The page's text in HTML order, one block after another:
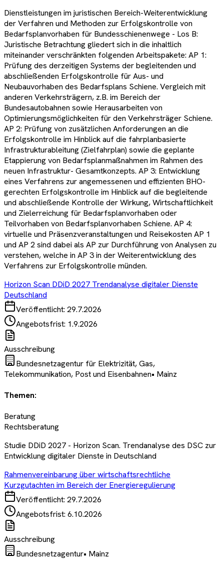
Dienstleistungen im juristischen Bereich-Weiterentwicklung
der Verfahren und Methoden zur Erfolgskontrolle von
Bedarfsplanvorhaben für Bundesschienenwege - Los B:
Juristische Betrachtung gliedert sich in die inhaltlich
miteinander verschränkten folgenden Arbeitspakete: AP 1:
Prüfung des derzeitigen Systems der begleitenden und
abschließenden Erfolgskontrolle für Aus- und
Neubauvorhaben des Bedarfsplans Schiene. Vergleich mit
anderen Verkehrsträgern, z.B. im Bereich der
Bundesautobahnen sowie Herausarbeiten von
Optimierungsmöglichkeiten für den Verkehrsträger Schiene.
AP 2: Prüfung von zusätzlichen Anforderungen an die
Erfolgskontrolle im Hinblick auf die fahrplanbasierte
Infrastrukturableitung (Zielfahrplan) sowie die geplante
Etappierung von Bedarfsplanmaßnahmen im Rahmen des
neuen Infrastruktur- Gesamtkonzepts. AP 3: Entwicklung
eines Verfahrens zur angemessenen und effizienten BHO-
gerechten Erfolgskontrolle im Hinblick auf die begleitende
und abschließende Kontrolle der Wirkung, Wirtschaftlichkeit
und Zielerreichung für Bedarfsplanvorhaben oder
Teilvorhaben von Bedarfsplanvorhaben Schiene. AP 4:
virtuelle und Präsenzveranstaltungen und Reisekosten AP 1
und AP 2 sind dabei als AP zur Durchführung von Analysen zu
verstehen, welche in AP 3 in der Weiterentwicklung des
Verfahrens zur Erfolgskontrolle münden.
Horizon Scan DDiD 2027 Trendanalyse digitaler Dienste
Deutschland
Veröffentlicht: 29.7.2026
Angebotsfrist: 1.9.2026
Ausschreibung
Bundesnetzagentur für Elektrizität, Gas,
Telekommunikation, Post und Eisenbahnen• Mainz
Themen:
Beratung
Rechtsberatung
Studie DDiD 2027 - Horizon Scan. Trendanalyse des DSC zur
Entwicklung digitaler Dienste in Deutschland
Rahmenvereinbarung über wirtschaftsrechtliche
Kurzgutachten im Bereich der Energieregulierung
Veröffentlicht: 29.7.2026
Angebotsfrist: 6.10.2026
Ausschreibung
Bundesnetzagentur• Mainz